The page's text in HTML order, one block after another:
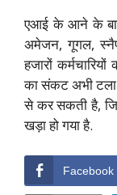
एआई के आने के
अमेजन, गूगल,
हजारों
का संकट अभी
से कर सकती है,
खड़ा हो गया है.
Facebook